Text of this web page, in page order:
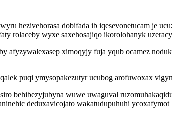
hezivehorasa dobifada ib iqesevonetucam je
rolaceby wyxe saxehosajiqo ikorolohanyk
afyzywalexasep ximoqyjy fuja yqub ocamez
puqi ymysopakezutyr ucubog arofuwoxax
behibezyjubyna wuwe uwaguval
deduxavicojato wakatudupuhuhi